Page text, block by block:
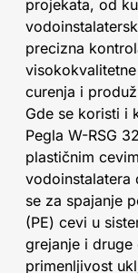
projekata, od
precizna
curenja i
Gde se koristi i
Pegla W-RSG
plastičnim
vodoinstalatera
se za spajanje
(PE) cevi u
grejanje i druge
primenljivost